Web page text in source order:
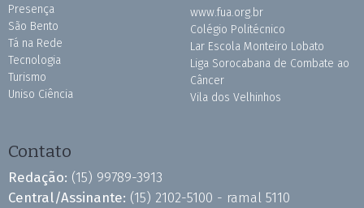
Presença
São Bento
Tá na Rede
Tecnologia
Turismo
Uniso Ciência
www.fua.org.br
Colégio Politécnico
Lar Escola Monteiro Lobato
Liga Sorocabana de Combate ao
Câncer
Vila dos Velhinhos
Contato
Redação: (15) 99789-3913
Central/Assinante: (15) 2102-5100 - ramal 5110